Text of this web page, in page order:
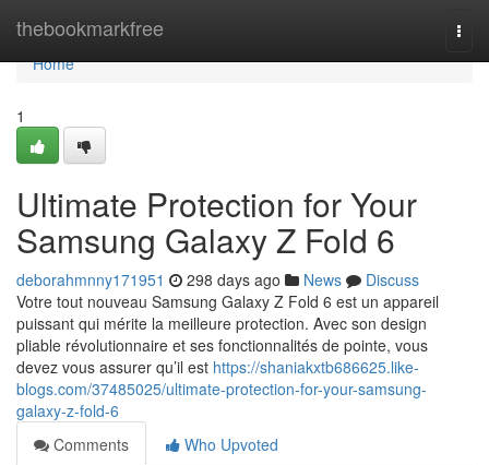
thebookmarkfree
Home
Home
1
Ultimate Protection for Your
Samsung Galaxy Z Fold 6
deborahmnny171951 298 days ago News
Discuss
Votre tout nouveau Samsung Galaxy Z Fold 6 est un appareil
puissant qui mérite la meilleure protection. Avec son design
pliable révolutionnaire et ses fonctionnalités de pointe, vous
devez vous assurer qu’il est https://shaniakxtb686625.like-
blogs.com/37485025/ultimate-protection-for-your-samsung-
galaxy-z-fold-6
Comments
Who Upvoted